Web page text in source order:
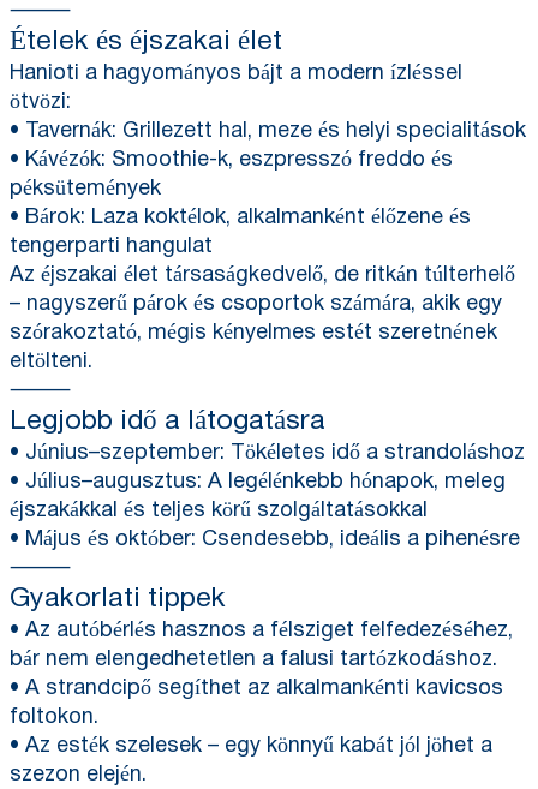
⸻
Ételek és éjszakai élet
Hanioti a hagyományos bájt a modern ízléssel
ötvözi:
• Tavernák: Grillezett hal, meze és helyi specialitások
• Kávézók: Smoothie-k, eszpresszó freddo és
péksütemények
• Bárok: Laza koktélok, alkalmanként élőzene és
tengerparti hangulat
Az éjszakai élet társaságkedvelő, de ritkán túlterhelő
– nagyszerű párok és csoportok számára, akik egy
szórakoztató, mégis kényelmes estét szeretnének
eltölteni.
⸻
Legjobb idő a látogatásra
• Június–szeptember: Tökéletes idő a strandoláshoz
• Július–augusztus: A legélénkebb hónapok, meleg
éjszakákkal és teljes körű szolgáltatásokkal
• Május és október: Csendesebb, ideális a pihenésre
⸻
Gyakorlati tippek
• Az autóbérlés hasznos a félsziget felfedezéséhez,
bár nem elengedhetetlen a falusi tartózkodáshoz.
• A strandcipő segíthet az alkalmankénti kavicsos
foltokon.
• Az esték szelesek – egy könnyű kabát jól jöhet a
szezon elején.